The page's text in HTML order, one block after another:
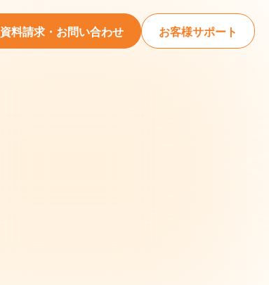
資料請求・お問い合わせ お客様サポート